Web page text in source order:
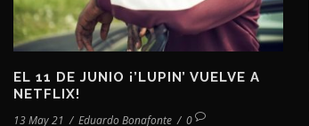
EL 11 DE JUNIO ¡’LUPIN’ VUELVE A
NETFLIX!
13 May 21 / Eduardo Bonafonte / 0